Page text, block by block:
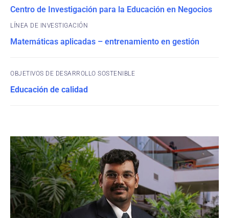
Centro de Investigación para la Educación en Negocios
Matemáticas aplicadas – entrenamiento en gestión
OBJETIVOS DE DESARROLLO SOSTENIBLE
Educación de calidad